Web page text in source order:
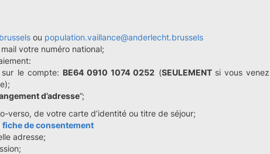
ou population.vaillance@anderlecht.brussels
votre numéro national;
sur le compte: BE64 0910 1074 0252 (SEULEMENT si vous venez
d’adresse”;
verso, de votre carte d’identité ou titre de séjour;
fiche de consentement
adresse;